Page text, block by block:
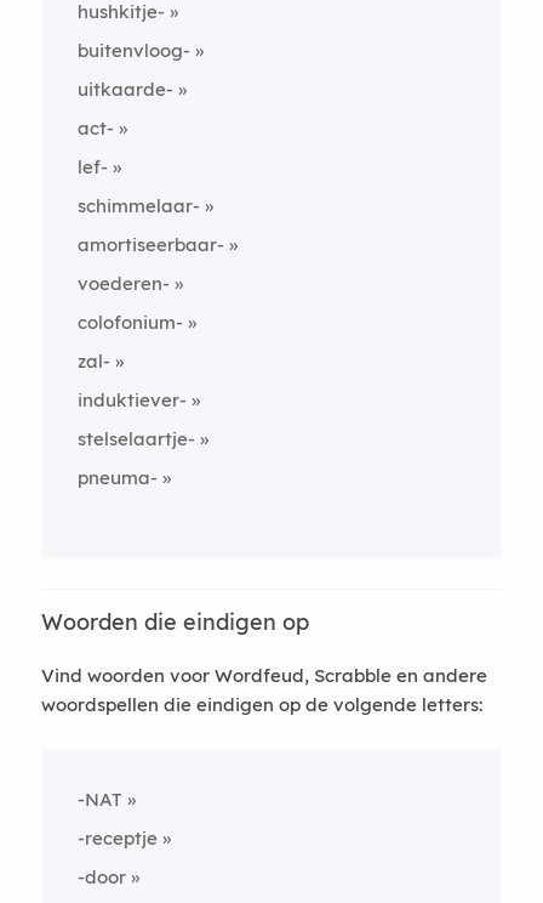
hushkitje-
buitenvloog-
uitkaarde-
act-
lef-
schimmelaar-
amortiseerbaar-
voederen-
colofonium-
zal-
induktiever-
stelselaartje-
pneuma-
Woorden die eindigen op
Vind woorden voor Wordfeud, Scrabble en andere
woordspellen die eindigen op de volgende letters:
-NAT
-receptje
-door